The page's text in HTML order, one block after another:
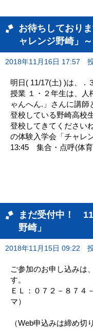
お待ちしており
ャレンジ野崎」～
2018年11月16日 17:57
明日( 11/17(土) )は、 .
授業 １・２年生は、人
ゃんへん.」さんに講
登校している野崎高校
登校してきてください
の体験入学会「チャレ
13:45 集合・点呼(体
まだ受付中！
野崎」
2018年11月15日 09:22
ご参加のお申し込みは
す
ＥＬ：０７２－８７
マ）
（Web申込みは締め切